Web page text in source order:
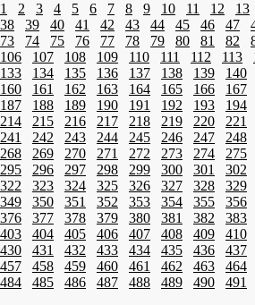
1 2 3 4 5 6 7 8 9 10 11 12 13
38
39 40 41 42 43 44 45 46 47
73
74 75 76 77 78 79 80 81 82
106
107 108 109 110 111 112 113
133
134 135 136 137 138 139 140
160
161 162 163 164 165 166 167
187
188 189 190 191 192 193 194
214
215 216 217 218 219 220 221
241
242 243 244 245 246 247 248
268
269 270 271 272 273 274 275
295
296 297 298 299 300 301 302
322
323 324 325 326 327 328 329
349
350 351 352 353 354 355 356
376
377 378 379 380 381 382 383
403
404 405 406 407 408 409 410
430
431 432 433 434 435 436 437
457
458 459 460 461 462 463 464
484
485 486 487 488 489 490 491